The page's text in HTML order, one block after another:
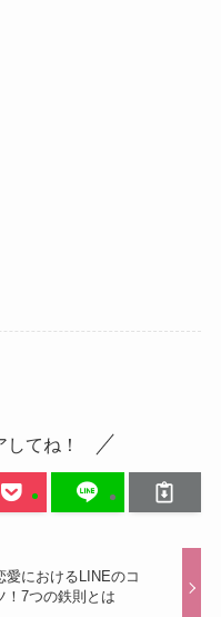
てね！
愛におけるLINEのコ
！7つの鉄則とは